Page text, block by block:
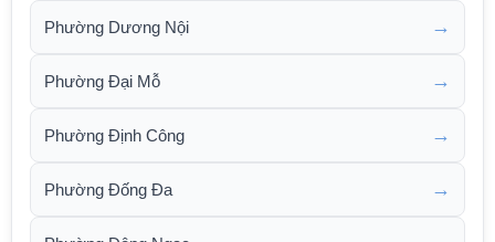
Phường Dương Nội →
Phường Đại Mỗ →
Phường Định Công →
Phường Đống Đa →